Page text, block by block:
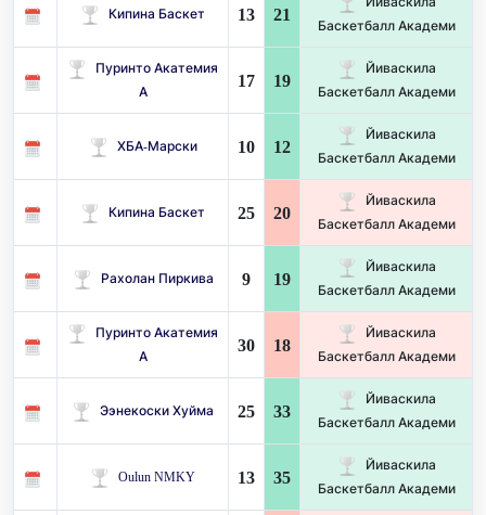
Кипина Баскет 13 21
Баскетбалл Академи
Пуринто Акатемия
А
17 19
Йиваскила
Баскетбалл Академи
ХБА-Марски 10 12
Йиваскила
Баскетбалл Академи
Кипина Баскет 25 20
Йиваскила
Баскетбалл Академи
Рахолан Пиркива 9 19
Йиваскила
Баскетбалл Академи
Пуринто Акатемия
А
30 18
Йиваскила
Баскетбалл Академи
Ээнекоски Хуйма 25 33
Йиваскила
Баскетбалл Академи
Oulun NMKY 13 35
Йиваскила
Баскетбалл Академи